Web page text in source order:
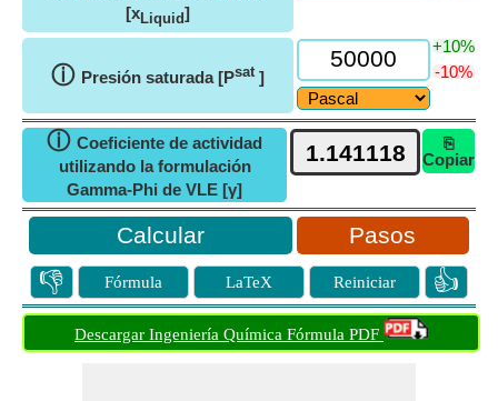
[xLiquid]
ⓘ Presión saturada [Psat ]
+10%
-10%
ⓘ Coeficiente de actividad
utilizando la formulación
Gamma-Phi de VLE [γ]
⎘
Copiar
Pasos
👎 Fórmula LaTeX Reiniciar 👍
Descargar Ingeniería Química Fórmula PDF